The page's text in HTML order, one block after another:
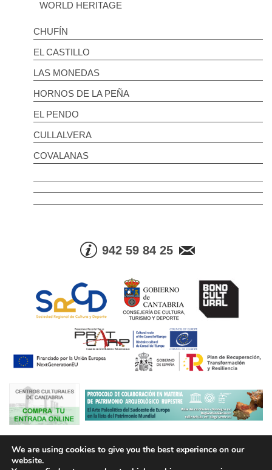
WORLD HERITAGE
CHUFÍN
EL CASTILLO
LAS MONEDAS
HORNOS DE LA PEÑA
EL PENDO
CULLALVERA
COVALANAS
942 59 84 25
Tel. Info. +34 942 59 84 25 | Fax +34 942 59 83 05
We are using cookies to give you the best experience on our
website.